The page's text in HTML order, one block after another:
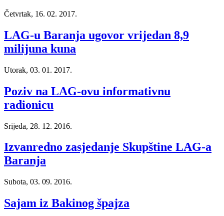
Četvrtak, 16. 02. 2017.
LAG-u Baranja ugovor vrijedan 8,9
milijuna kuna
Utorak, 03. 01. 2017.
Poziv na LAG-ovu informativnu
radionicu
Srijeda, 28. 12. 2016.
Izvanredno zasjedanje Skupštine LAG-a
Baranja
Subota, 03. 09. 2016.
Sajam iz Bakinog špajza